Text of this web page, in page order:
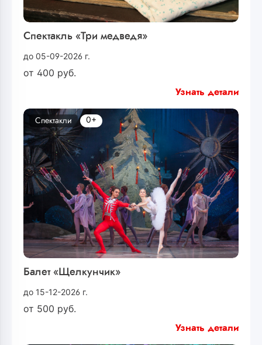
Спектакль «Три медведя»
до 05-09-2026 г.
от 400 руб.
Узнать детали
Балет «Щелкунчик»
до 15-12-2026 г.
от 500 руб.
Спектакли 0+
Узнать детали